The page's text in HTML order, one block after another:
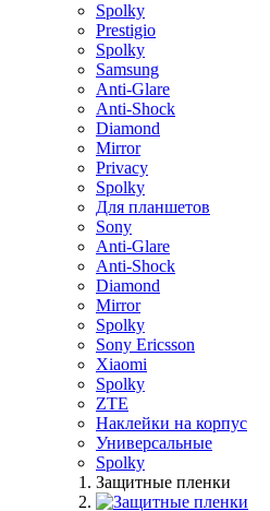
Spolky
Prestigio
Spolky
Samsung
Anti-Glare
Anti-Shock
Diamond
Mirror
Privacy
Spolky
Для планшетов
Sony
Anti-Glare
Anti-Shock
Diamond
Mirror
Spolky
Sony Ericsson
Xiaomi
Spolky
ZTE
Наклейки на корпус
Универсальные
Spolky
Защитные пленки